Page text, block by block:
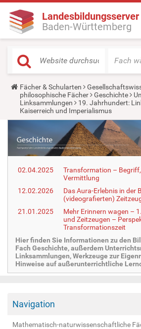
Landesbildungsserver
Baden-Württemberg
Fach
Y
o
u
a
r
e
r
e
Fächer & Schularten
philosophische Fächer
Geschichte
Linksammlungen
19. Jahrhundert:
Kaiserreich und Imperialismus
02.04.2025
Transformation –
Vermittlung
12.02.2026
Das Aura-Erlebnis in der
(videografierten)
21.01.2025
Mehr Erinnern wagen –
und Zeitzeugen –
Transformationszeit
Hier finden Sie Informationen zu den
Fach Geschichte, außerdem
Linksammlungen, Werkzeuge zur
Hinweise auf außerunterrichtliche
Navigation
Mathematisch-naturwissenschaftliche